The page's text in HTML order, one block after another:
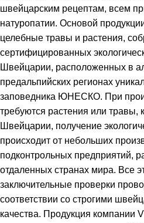
швейцарским рецептам, всем
натуропатии. Основой
целебные травы и растения,
сертифицированных
Швейцарии, расположенных в
предальпийских регионах
заповедника ЮНЕСКО. При
требуются растения или травы,
Швейцарии, получение
происходит от небольших
подконтрольных предприятий,
отдаленных странах мира. Все
заключительные проверки
соответствии со строгими
качества. Продукция компании